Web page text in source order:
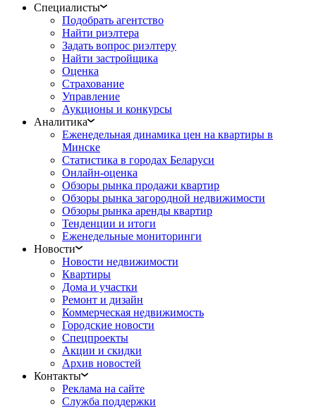
Специалисты
Подобрать агентство
Найти риэлтера
Задать вопрос риэлтеру
Найти застройщика
Оценка
Страхование
Управление
Аукционы и конкурсы
Аналитика
Еженедельная динамика цен на квартиры в
Минске
Статистика в городах Беларуси
Онлайн-оценка
Обзоры рынка продажи квартир
Обзоры рынка загородной недвижимости
Обзоры рынка аренды квартир
Тенденции и итоги
Еженедельные мониторинги
Новости
Новости недвижимости
Квартиры
Дома и участки
Ремонт и дизайн
Коммерческая недвижимость
Городские новости
Спецпроекты
Акции и скидки
Архив новостей
Контакты
Реклама на сайте
Служба поддержки